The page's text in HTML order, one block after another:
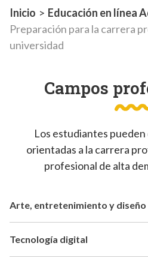
Inicio > Educación en línea
Preparación para la carrera
universidad
Campos
Los estudiantes
orientadas a la carrera
profesional de alta
Arte, entretenimiento y diseño
Tecnología digital